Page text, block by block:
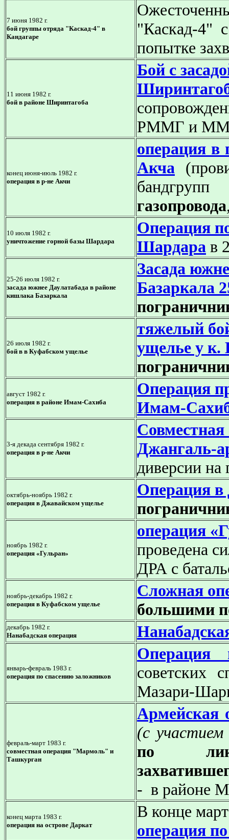
7 июня 1982 г.
бой группы отряда "Каскад-4" в
Кандагаре
"Каскад-4"
попытке
11 июня 1982 г.
бой в районе Ширинтагоба
Бой с
РММГ и
конец июня-июль 1982 г.
операция в р-не Акчи
операция в
Акча
газопровода
10 июля 1982 г.
уничтожение горной базы Шардара
Операция
Шардара в
25-26 июля 1982 г.
засада южнее Даулатабада в районе
кишлака Базаркала
Засада
Базаркала
26 июля 1982 г.
бой в в Куфабском ущелье
тяжелый
ущелье у к.
август 1982 г.
операция в районе Имам-Сахиба
Операция
Имам-
3-я декада сентября 1982 г.
операция в р-не Акчи
Джангаль-
диверсии на
октябрь-ноябрь 1982 г.
операция в Джавайском ущелье
Операция
ноябрь 1982 г.
операция «Гульран»
операция
проведена
ДРА с
ноябрь-декабрь 1982 г.
операция в Куфабском ущелье
Сложная
большими
декабрь 1982 г.
Нанабадская операция
январь-февраль 1983 г.
операция по спасению заложников
Операция
советских
Мазари-
февраль-март 1983 г.
совместная операция "Мармоль" и
Ташкурган
Армейская
(с участием
по
- в районе
конец марта 1983 г.
операция на острове Даркат
В конце
операция